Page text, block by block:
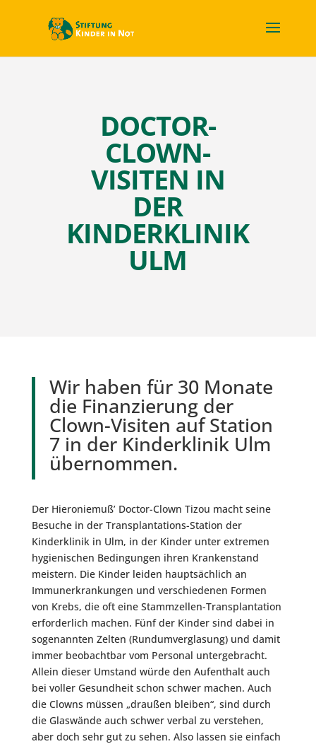
DOCTOR-
CLOWN-
VISITEN IN
DER
KINDERKLINIK
ULM
Wir haben für 30 Monate
die Finanzierung der
Clown-Visiten auf Station
7 in der Kinderklinik Ulm
übernommen.
Der Hieroniemuß’ Doctor-Clown Tizou macht seine
Besuche in der Transplantations-Station der
Kinderklinik in Ulm, in der Kinder unter extremen
hygienischen Bedingungen ihren Krankenstand
meistern. Die Kinder leiden hauptsächlich an
Immunerkrankungen und verschiedenen Formen
von Krebs, die oft eine Stammzellen-Transplantation
erforderlich machen. Fünf der Kinder sind dabei in
sogenannten Zelten (Rundumverglasung) und damit
immer beobachtbar vom Personal untergebracht.
Allein dieser Umstand würde den Aufenthalt auch
bei voller Gesundheit schon schwer machen. Auch
die Clowns müssen „draußen bleiben“, sind durch
die Glaswände auch schwer verbal zu verstehen,
aber doch sehr gut zu sehen. Also lassen sie einfach